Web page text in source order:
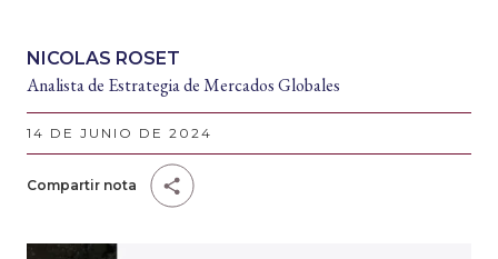
NICOLAS ROSET
Analista de Estrategia de Mercados Globales
14 DE JUNIO DE 2024
Compartir nota